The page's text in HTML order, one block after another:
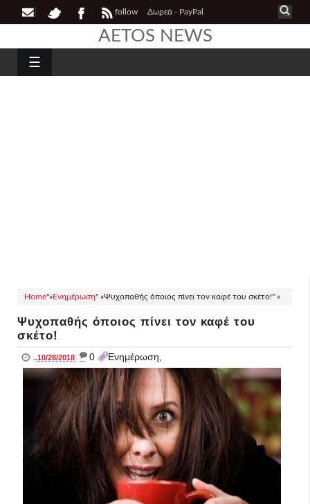
follow Δωρεά - PayPal
AETOS NEWS
☰
Home"»Ενημέρωση" »Ψυχοπαθής όποιος πίνει τον καφέ του σκέτο!" »
Ψυχοπαθής όποιος πίνει τον καφέ του
σκέτο!
..10/28/2018 _ 0 Ενημέρωση,